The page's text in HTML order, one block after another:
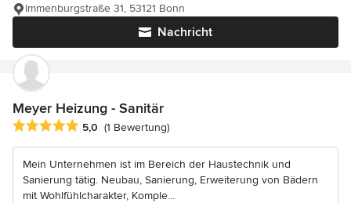
Nachricht
Immenburgstraße 31, 53121 Bonn
Meyer Heizung - Sanitär
Durchschnittliche Bewertung: 5 von 5 Sternen
5,0 (1 Bewertung)
Mein Unternehmen ist im Bereich der Haustechnik und
Sanierung tätig. Neubau, Sanierung, Erweiterung von Bädern
mit Wohlfühlcharakter, Komple...